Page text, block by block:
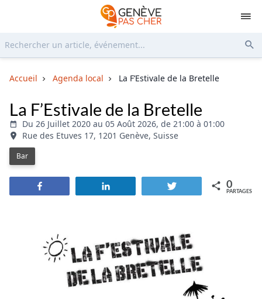
Accueil Agenda local La F’Estivale de la Bretelle
La F’Estivale de la Bretelle
Du 26 Juillet 2020 au 05 Août 2026, de 21:00 à 01:00
Rue des Etuves 17, 1201 Genève, Suisse
Bar
Tweetez 0
PARTAGES